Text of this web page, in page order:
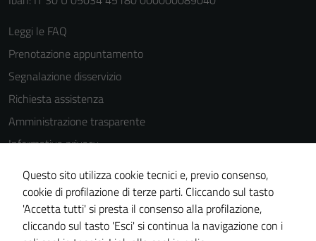
Leggi le FAQ
Prenotazione appuntamento
Segnalazione disservizio
Richiesta assistenza
Amministrazione trasparente
Informativa privacy
Cookie Policy
Note legali
Dichiarazione di accessibilità
Piano di miglioramento del sito
Questo sito utilizza cookie tecnici e, previo consenso,
cookie di profilazione di terze parti. Cliccando sul tasto
'Accetta tutti' si presta il consenso alla profilazione,
cliccando sul tasto 'Esci' si continua la navigazione con i
Tecnici
Questi cookie
sono necessari
per il